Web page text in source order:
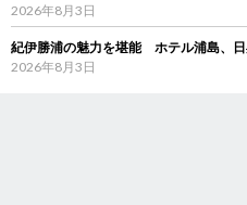
2026年8月3日
紀伊勝浦の魅力を堪能 ホテル浦島、
2026年8月3日